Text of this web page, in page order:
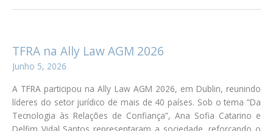
segurança
no
urbanismo
TFRA na Ally Law AGM 2026
Junho 5, 2026
A TFRA participou na Ally Law AGM 2026, em Dublin, reunindo
líderes do setor jurídico de mais de 40 países. Sob o tema “Da
Tecnologia às Relações de Confiança”, Ana Sofia Catarino e